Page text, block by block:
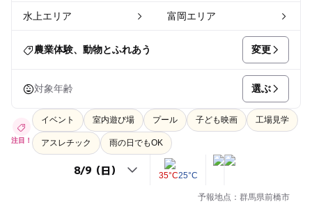
水上エリア 富岡エリア
農業体験、動物とふれあう 変更
対象年齢 選ぶ
注目！
イベント 室内遊び場 プール 子ども映画 工場見学
アスレチック 雨の日でもOK
35°C25°C
予報地点：群馬県前橋市